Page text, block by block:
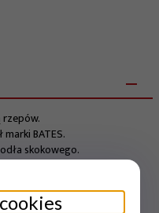
BATES.
skokowego.